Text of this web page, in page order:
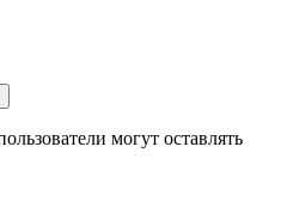
могут оставлять